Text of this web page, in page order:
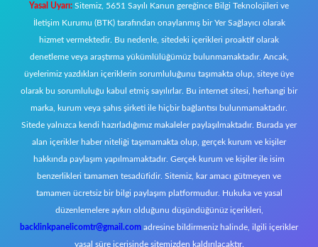
Yasal Uyarı: Sitemiz, 5651 Sayılı Kanun gereğince Bilgi Teknolojileri ve
İletişim Kurumu (BTK) tarafından onaylanmış bir Yer Sağlayıcı olarak
hizmet vermektedir. Bu nedenle, sitedeki içerikleri proaktif olarak
denetleme veya araştırma yükümlülüğümüz bulunmamaktadır. Ancak,
üyelerimiz yazdıkları içeriklerin sorumluluğunu taşımakta olup, siteye üye
olarak bu sorumluluğu kabul etmiş sayılırlar. Bu internet sitesi, herhangi bir
marka, kurum veya şahıs şirketi ile hiçbir bağlantısı bulunmamaktadır.
Sitede yalnızca kendi hazırladığımız makaleler paylaşılmaktadır. Burada yer
alan içerikler haber niteliği taşımamakta olup, gerçek kurum ve kişiler
hakkında paylaşım yapılmamaktadır. Gerçek kurum ve kişiler ile isim
benzerlikleri tamamen tesadüfidir. Sitemiz, kar amacı gütmeyen ve
tamamen ücretsiz bir bilgi paylaşım platformudur. Hukuka ve yasal
düzenlemelere aykırı olduğunu düşündüğünüz içerikleri,
backlinkpanelicomtr@gmail.com adresine bildirmeniz halinde, ilgili içerikler
yasal süre içerisinde sitemizden kaldırılacaktır.